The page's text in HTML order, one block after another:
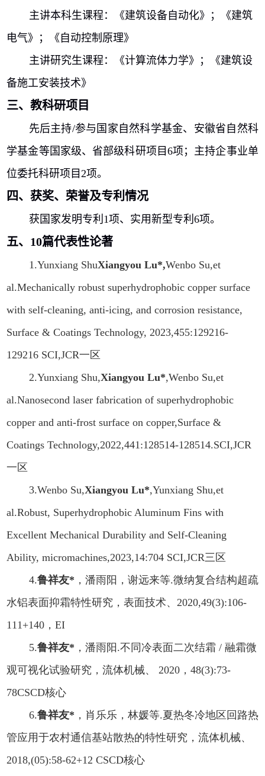
主讲本科生课程：《建筑设备自动化》；《建筑
电气》；《自动控制原理》
主讲研究生课程：《计算流体力学》；《建筑设
备施工安装技术》
三、教科研项目
先后主持/参与国家自然科学基金、安徽省自然科
学基金等国家级、省部级科研项目 6项；主持企事业单
位委托科研项目2项。
四、获奖、荣誉及专利情况
获国家发明专利1项、实用新型专利6项。
五、10篇代表性论著
1.Yunxiang ShuXiangyou Lu*,Wenbo Su,et
al.Mechanically robust superhydrophobic copper surface
with self-cleaning, anti-icing, and corrosion resistance,
Surface & Coatings Technology, 2023,455:129216-
129216 SCI,JCR一区
2.Yunxiang Shu,Xiangyou Lu*,Wenbo Su,et
al.Nanosecond laser fabrication of superhydrophobic
copper and anti-frost surface on copper,Surface &
Coatings Technology,2022,441:128514-128514.SCI,JCR
一区
3.Wenbo Su,Xiangyou Lu*,Yunxiang Shu,et
al.Robust, Superhydrophobic Aluminum Fins with
Excellent Mechanical Durability and Self-Cleaning
Ability, micromachines,2023,14:704 SCI,JCR三区
4.鲁祥友* ，潘雨阳，谢远来等.微纳复合结构超疏
水铝表面抑霜特性研究，表面技术、2020,49(3):106-
111+140 ，EI
5.鲁祥友* ，潘雨阳 .不同冷表面二次结霜 / 融霜微
观可视化试验研究，流体机械、2020 ，48(3):73-
78CSCD核心
6.鲁祥友* ，肖乐乐，林媛等.夏热冬冷地区回路热
管应用于农村通信基站散热的特性研究，流体机械、
2018,(05):58-62+12 CSCD核心